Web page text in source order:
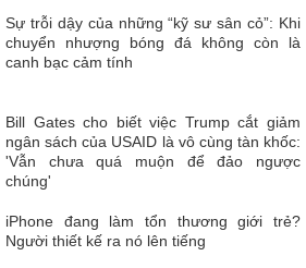
Sự trỗi dậy của những “kỹ sư sân cỏ”: Khi
chuyển nhượng bóng đá không còn là
canh bạc cảm tính
Bill Gates cho biết việc Trump cắt giảm
ngân sách của USAID là vô cùng tàn khốc:
'Vẫn chưa quá muộn để đảo ngược
chúng'
iPhone đang làm tổn thương giới trẻ?
Người thiết kế ra nó lên tiếng